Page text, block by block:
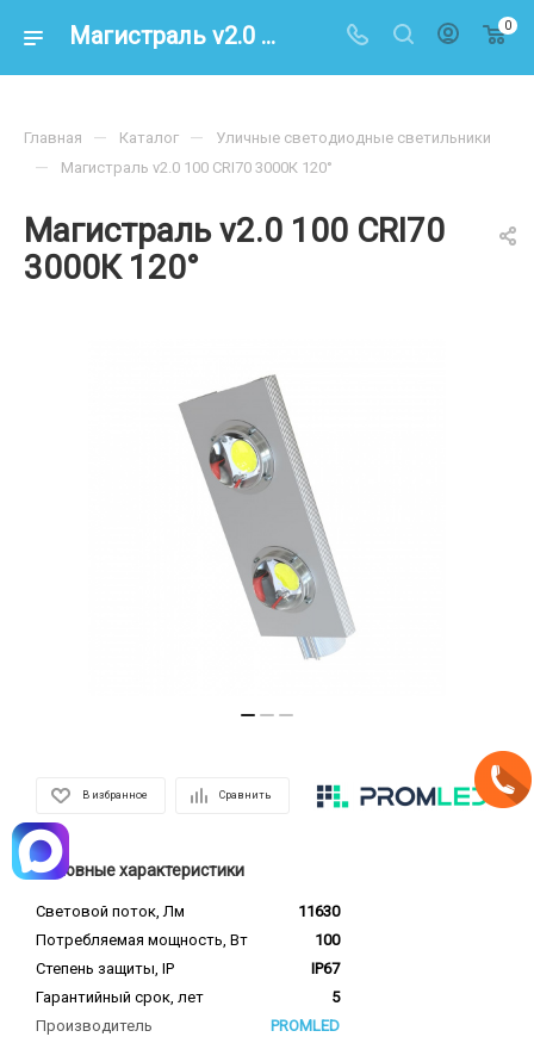
Магистраль v2.0 100 CRI70 3000К 120° – купить по цене 12000.00 в интернет-магазине energoresurs-spb.ru 0
Магистраль v2.0 100 CRI70
3000К 120°
Главная — Каталог — Уличные светодиодные светильники
— Магистраль v2.0 100 CRI70 3000К 120°
В избранное Сравнить
Основные характеристики
Световой поток, Лм
11630
Потребляемая мощность, Вт
100
Степень защиты, IP
IP67
Гарантийный срок, лет
5
Производитель
PROMLED